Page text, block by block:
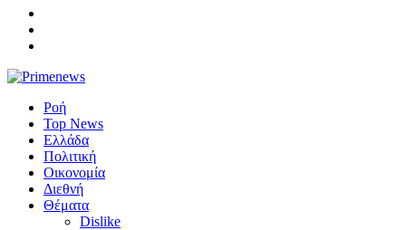
Ροή
Top News
Ελλάδα
Πολιτική
Οικονομία
Διεθνή
Θέματα
Dislike